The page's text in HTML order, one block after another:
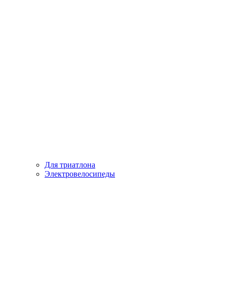
Для триатлона
Электровелосипеды